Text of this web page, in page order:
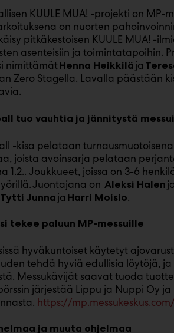
KUULE MUA! -projekti on MP-
on nuorten
pitkäkestoisen KUULE MUA! -
asenteisiin ja toimintatapoihin.
nimittämätHenna Heikkilä ja
Zero Stagella. Lavalla päästään
tuo vauhtia ja jännitystä
-kisa pelataan
joista avoinsarja pelataan
1.2.. Joukkueet, joissa on 3-6
Juontajana on Aleksi Halen
Tytti Junna ja Harri Moisio.
tekee paluun MP-messuille
hyväkuntoiset käytetyt
tehdä hyviä edullisia löytöjä,
Messukävijät saavat tuoda
järjestää Lippu ja Nuppi Oy
https://
ja muuta ohjelmaa